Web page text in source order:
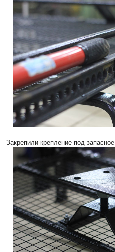
Закрепили крепление под